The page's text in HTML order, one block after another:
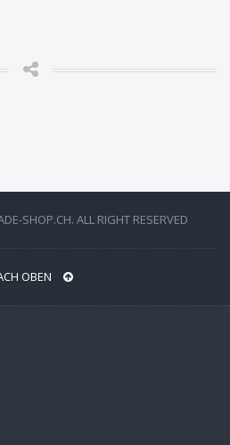
SHOP.CH. ALL RIGHT RESERVED
OBEN